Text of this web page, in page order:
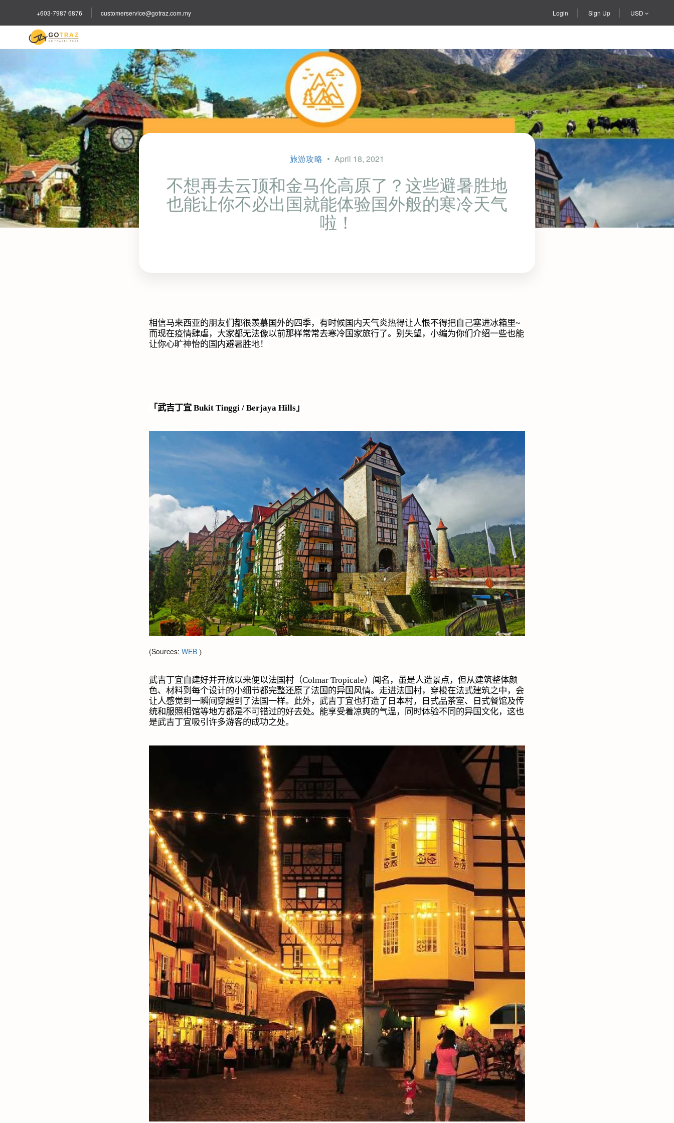
+603-7987 6876 customerservice@gotraz.com.my Login Sign Up USD
旅游攻略 April 18, 2021
不想再去云顶和金马伦高原了？这些避暑胜地
也能让你不必出国就能体验国外般的寒冷天气
啦！
相信马来西亚的朋友们都很羡慕国外的四季，有时候国内天气炎热得让人恨不得把自己塞进冰箱里~
而现在疫情肆虐，大家都无法像以前那样常常去寒冷国家旅行了。别失望，小编为你们介绍一些也能
让你心旷神怡的国内避暑胜地！
「武吉丁宜 Bukit Tinggi / Berjaya Hills 」
(Sources: WEB )
武吉丁宜自建好并开放以来便以法国村（Colmar Tropicale）闻名，虽是人造景点，但从建筑整体颜
色、材料到每个设计的小细节都完整还原了法国的异国风情。走进法国村，穿梭在法式建筑之中，会
让人感觉到一瞬间穿越到了法国一样。此外，武吉丁宜也打造了日本村，日式品茶室、日式餐馆及传
统和服照相馆等地方都是不可错过的好去处。能享受着凉爽的气温，同时体验不同的异国文化，这也
是武吉丁宜吸引许多游客的成功之处。